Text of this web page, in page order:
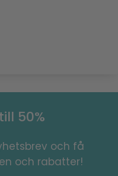
50%
och få
och rabatter!